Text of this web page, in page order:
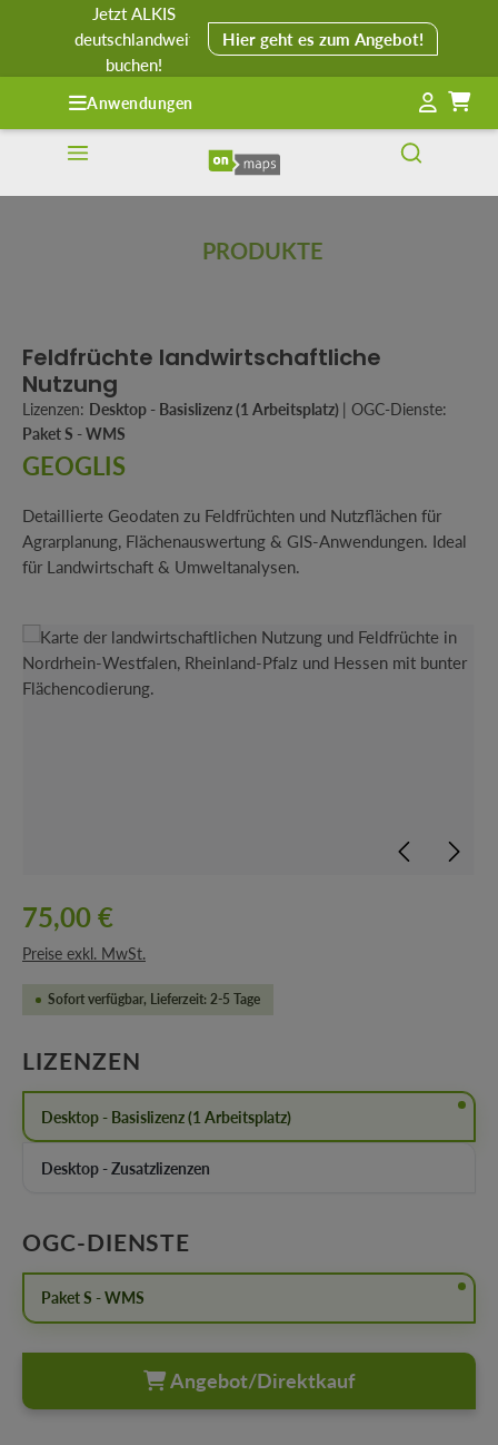
springen
Jetzt ALKIS
deutschlandweit
buchen!
Hier geht es zum Angebot!
Anwendungen
PRODUKTE
Feldfrüchte landwirtschaftliche
Nutzung
Lizenzen: Desktop - Basislizenz (1 Arbeitsplatz) | OGC-Dienste:
Paket S - WMS
GEOGLIS
Detaillierte Geodaten zu Feldfrüchten und Nutzflächen für
Agrarplanung, Flächenauswertung & GIS-Anwendungen. Ideal
für Landwirtschaft & Umweltanalysen.
Bildergalerie überspringen
75,00 €
Preise exkl. MwSt.
Sofort verfügbar, Lieferzeit: 2-5 Tage
LIZENZEN
Desktop - Basislizenz (1 Arbeitsplatz)
Desktop - Zusatzlizenzen
OGC-DIENSTE
Paket S - WMS
Angebot/Direktkauf